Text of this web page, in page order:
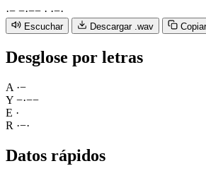
·− −·−− · ·−·
Escuchar Descargar .wav Copiar
Desglose por letras
A ·−
Y −·−−
E ·
R ·−·
Datos rápidos